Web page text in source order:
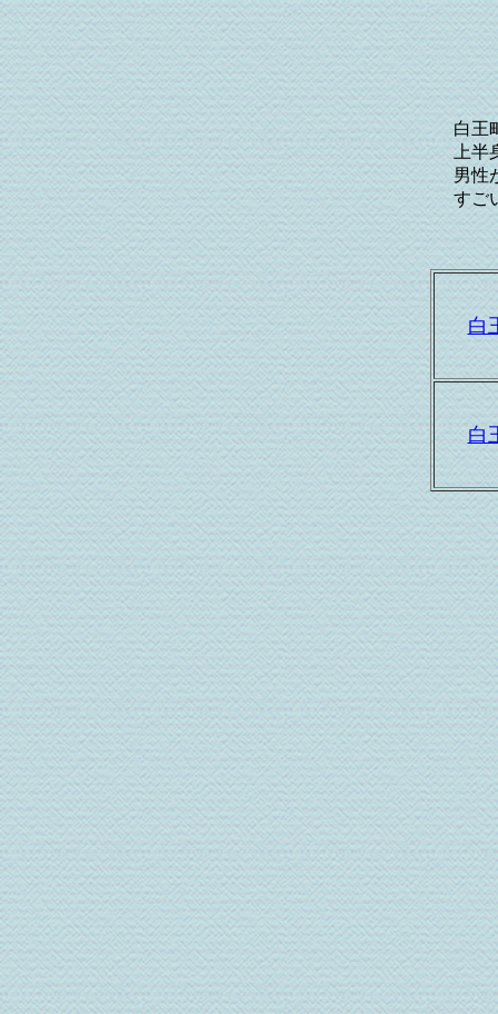
白王
白王町に伝わる伝統行事「白
上半身裸で腰みの・ワラジ履き・
男性が町内約４０戸の玄関先に
すごい勢いで駆け抜けていき
白
白